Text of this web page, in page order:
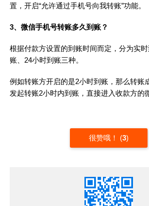
置，开启“允许通过手机号向我转账”功能。
3、微信手机号转账多久到账？
根据付款方设置的到账时间而定，分为实时
账、24小时到账三种。
例如转账方开启的是2小时到账，那么转账
发起转账2小时内到账，直接进入收款方的
很赞哦！ (3)